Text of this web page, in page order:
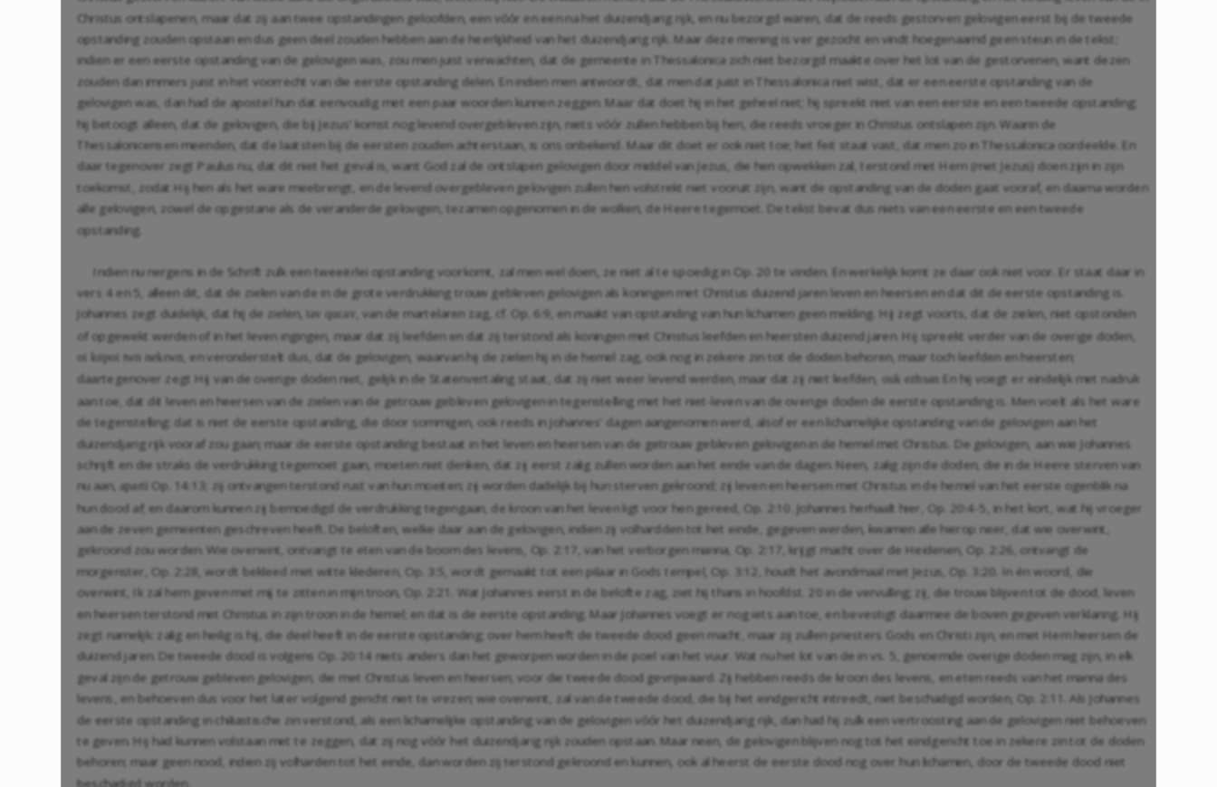
Christus ontslapenen, maar dat zij aan twee opstandingen geloofden, een vóór en een na het duizendjarig rijk, en nu bezorgd waren, dat de reeds gestorven gelovigen eerst bij de tweede
opstanding zouden opstaan en dus geen deel zouden hebben aan de heerlijkheid van het duizendjarig rijk. Maar deze mening is ver gezocht en vindt hoegenaamd geen steun in de tekst;
indien er een eerste opstanding van de gelovigen was, zou men juist verwachten, dat de gemeente in Thessalonica zich niet bezorgd maakte over het lot van de gestorvenen, want dezen
zouden dan immers juist in het voorrecht van die eerste opstanding delen. En indien men antwoordt, dat men dat juist in Thessalonica niet wist, dat er een eerste opstanding van de
gelovigen was, dan had de apostel hun dat eenvoudig met een paar woorden kunnen zeggen. Maar dat doet hij in het geheel niet; hij spreekt niet van een eerste en een tweede opstanding;
hij betoogt alleen, dat de gelovigen, die bij Jezus’ komst nog levend overgebleven zijn, niets vóór zullen hebben bij hen, die reeds vroeger in Christus ontslapen zijn. Waarin de
Thessalonicensen meenden, dat de laatsten bij de eersten zouden achterstaan, is ons onbekend. Maar dit doet er ook niet toe; het feit staat vast, dat men zo in Thessalonica oordeelde. En
daar tegenover zegt Paulus nu, dat dit niet het geval is, want God zal de ontslapen gelovigen door middel van Jezus, die hen opwekken zal, terstond met Hem (met Jezus) doen zijn in zijn
toekomst, zodat Hij hen als het ware meebrengt, en de levend overgebleven gelovigen zullen hen volstrekt niet vooruit zijn, want de opstanding van de doden gaat vooraf, en daarna worden
alle gelovigen, zowel de opgestane als de veranderde gelovigen, tezamen opgenomen in de wolken, de Heere tegemoet. De tekst bevat dus niets van een eerste en een tweede
opstanding.
Indien nu nergens in de Schrift zulk een tweeërlei opstanding voorkomt, zal men wel doen, ze niet al te spoedig in Op. 20 te vinden. En werkelijk komt ze daar ook niet voor. Er staat daar in
vers 4 en 5, alleen dit, dat de zielen van de in de grote verdrukking trouw gebleven gelovigen als koningen met Christus duizend jaren leven en heersen en dat dit de eerste opstanding is.
Johannes zegt duidelijk, dat hij de zielen,tav qucav , van de martelaren zag, cf. Op. 6:9 , en maakt van opstanding van hun lichamen geen melding. Hij zegt voorts, dat de zielen, niet opstonden
of opgewekt werden of in het leven ingingen, maar dat zij leefden en dat zij terstond als koningen met Christus leefden en heersten duizend jaren. Hij spreekt verder van de overige doden,
oi loipoi twn nekrwn , en veronderstelt dus, dat de gelovigen, waarvan hij de zielen hij in de hemel zag, ook nog in zekere zin tot de doden behoren, maar toch leefden en heersten;
daartegenover zegt Hij van de overige doden niet, gelijk in de Statenvertaling staat, dat zij niet weer levend werden, maar dat zij niet leefden, ouk ezhsan En hij voegt er eindelijk met nadruk
aan toe, dat dit leven en heersen van de zielen van de getrouw gebleven gelovigen in tegenstelling met het niet-leven van de overige doden de eerste opstanding is. Men voelt als het ware
de tegenstelling: dat is niet de eerste opstanding, die door sommigen, ook reeds in Johannes’ dagen aangenomen werd, alsof er een lichamelijke opstanding van de gelovigen aan het
duizendjarig rijk vooraf zou gaan; maar de eerste opstanding bestaat in het leven en heersen van de getrouw gebleven gelovigen in de hemel met Christus. De gelovigen, aan wie Johannes
schrijft en die straks de verdrukking tegemoet gaan, moeten niet denken, dat zij eerst zalig zullen worden aan het einde van de dagen. Neen, zalig zijn de doden, die in de Heere sterven van
nu aan, aparti Op. 14:13 ; zij ontvangen terstond rust van hun moeiten; zij worden dadelijk bij hun sterven gekroond; zij leven en heersen met Christus in de hemel van het eerste ogenblik na
hun dood af; en daarom kunnen zij bemoedigd de verdrukking tegengaan, de kroon van het leven ligt voor hen gereed, Op. 2:10 . Johannes herhaalt hier, Op. 20:4-5 , in het kort, wat hij vroeger
aan de zeven gemeenten geschreven heeft. De beloften, welke daar aan de gelovigen, indien zij volhardden tot het einde, gegeven werden, kwamen alle hierop neer, dat wie overwint,
gekroond zou worden. Wie overwint, ontvangt te eten van de boom des levens, Op. 2:17 , van het verborgen manna, Op. 2:17 , krijgt macht over de Heidenen, Op. 2:26 , ontvangt de
morgenster, Op. 2:28 , wordt bekleed met witte klederen, Op. 3:5 , wordt gemaakt tot een pilaar in Gods tempel, Op. 3:12 , houdt het avondmaal met Jezus, Op. 3:20 . In én woord, die
overwint, Ik zal hem geven met mij te zitten in mijn troon, Op. 2:21
. Wat Johannes eerst in de belofte zag, ziet hij thans in hoofdst. 20 in de vervulling; zij, die trouw blijven tot de dood, leven
en heersen terstond met Christus in zijn troon in de hemel; en dat is de eerste opstanding. Maar Johannes voegt er nog iets aan toe, en bevestigt daarmee de boven gegeven verklaring. Hij
zegt namelijk: zalig en heilig is hij, die deel heeft in de eerste opstanding; over hem heeft de tweede dood geen macht, maar zij zullen priesters Gods en Christi zijn, en met Hem heersen de
duizend jaren. De tweede dood is volgens Op. 20:14 niets anders dan het geworpen worden in de poel van het vuur. Wat nu het lot van de in vs. 5, genoemde overige doden mag zijn, in elk
geval zijn de getrouw gebleven gelovigen, die met Christus leven en heersen, voor die tweede dood gevrijwaard. Zij hebben reeds de kroon des levens, en eten reeds van het manna des
levens, en behoeven dus voor het later volgend gericht niet te vrezen; wie overwint, zal van de tweede dood, die bij het eindgericht intreedt, niet beschadigd worden, Op. 2:11 . Als Johannes
de eerste opstanding in chiliastische zin verstond, als een lichamelijke opstanding van de gelovigen vóór het duizendjarig rijk, dan had hij zulk een vertroosting aan de gelovigen niet behoeven
te geven. Hij had kunnen volstaan met te zeggen, dat zij nog vóór het duizendjarig rijk zouden opstaan. Maar neen, de gelovigen blijven nog tot het eindgericht toe in zekere zin tot de doden
behoren; maar geen nood, indien zij volharden tot het einde, dan worden zij terstond gekroond en kunnen, ook al heerst de eerste dood nog over hun lichamen, door de tweede dood niet
beschadigd worden.